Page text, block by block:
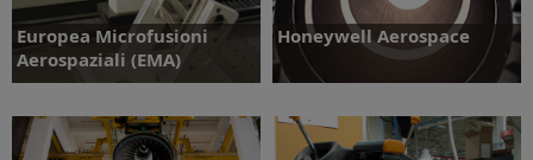
Europea Microfusioni
Aerospaziali (EMA)
Honeywell Aerospace